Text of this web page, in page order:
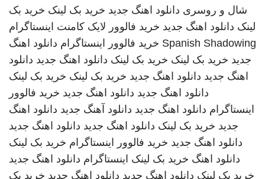
شال و روسری دانلود اهنگ جدید خرید بک لینک خرید بک
لینک دانلود اهنگ جدید خرید فالوور لایک کامنت اینستاگرام
Spanish Shadowing خرید فالوور اینستاگرام دانلود اهنگ
جدید خرید بک لینک خرید بک لینک دانلود اهنگ جدید دانلود
اهنگ جدید دانلود اهنگ جدید خرید بک لینک خرید بک لینک
دانلود اهنگ جدید دانلود اهنگ جدید خرید فالوور
اینستاگرام دانلود اهنگ جدید دانلود آهنگ جدید دانلود اهنگ
جدید خرید بک لینک دانلود اهنگ جدید دانلود اهنگ جدید
دانلود اهنگ جدید خرید فالوور اینستاگرام خرید بک لینک
دانلود اهنگ خرید بک لینک اینستاگرام دانلود اهنگ جدید
خرید بک لینک دانلود اهنگ جدید دانلود اهنگ جدید خرید بک